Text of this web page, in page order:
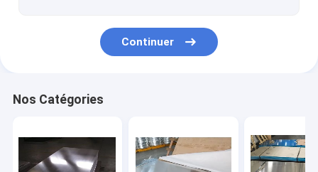
Continuer
Nos Catégories